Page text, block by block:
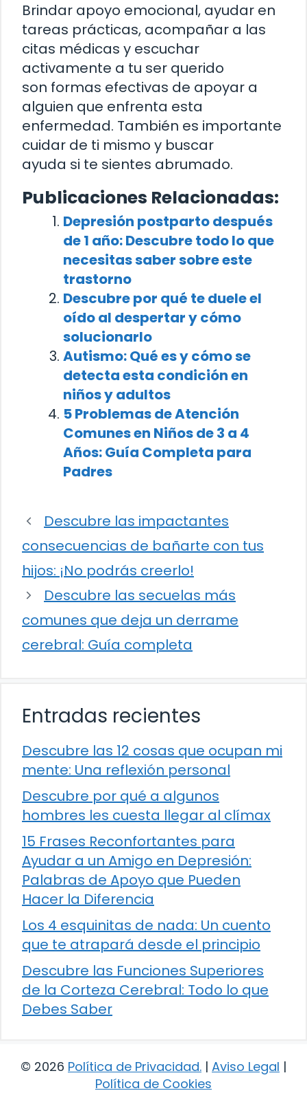
Brindar apoyo emocional, ayudar en
tareas prácticas, acompañar a las
citas médicas y escuchar
activamente a tu ser querido
son formas efectivas de apoyar a
alguien que enfrenta esta
enfermedad. También es importante
cuidar de ti mismo y buscar
ayuda si te sientes abrumado.
Publicaciones Relacionadas:
Depresión postparto después
de 1 año: Descubre todo lo que
necesitas saber sobre este
trastorno
Descubre por qué te duele el
oído al despertar y cómo
solucionarlo
Autismo: Qué es y cómo se
detecta esta condición en
niños y adultos
5 Problemas de Atención
Comunes en Niños de 3 a 4
Años: Guía Completa para
Padres
Descubre las impactantes
consecuencias de bañarte con tus
hijos: ¡No podrás creerlo!
Descubre las secuelas más
comunes que deja un derrame
cerebral: Guía completa
Entradas recientes
Descubre las 12 cosas que ocupan mi
mente: Una reflexión personal
Descubre por qué a algunos
hombres les cuesta llegar al clímax
15 Frases Reconfortantes para
Ayudar a un Amigo en Depresión:
Palabras de Apoyo que Pueden
Hacer la Diferencia
Los 4 esquinitas de nada: Un cuento
que te atrapará desde el principio
Descubre las Funciones Superiores
de la Corteza Cerebral: Todo lo que
Debes Saber
© 2026 Política de Privacidad. | Aviso Legal |
Política de Cookies